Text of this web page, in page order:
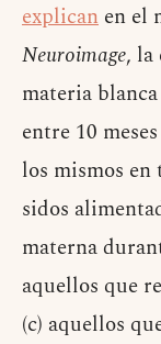
explican en el
Neuroimage, la
materia
entre 10
los mismos en
sidos
materna
aquellos que
(c) aquellos